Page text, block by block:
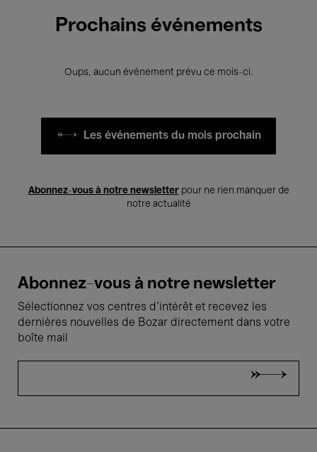
Prochains événements
Oups, aucun événement prévu ce mois-ci.
Les événements du mois prochain
Abonnez-vous à notre newsletterpour ne rien manquer de
notre actualité
Abonnez-vous à notre newsletter
Sélectionnez vos centres d'intérêt et recevez les
dernières nouvelles de Bozar directement dans votre
boîte mail